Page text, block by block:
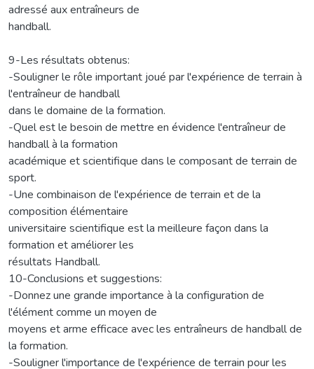
adressé aux entraîneurs de
handball.
9-Les résultats obtenus:
-Souligner le rôle important joué par l'expérience de terrain à
l'entraîneur de handball
dans le domaine de la formation.
-Quel est le besoin de mettre en évidence l'entraîneur de
handball à la formation
académique et scientifique dans le composant de terrain de
sport.
-Une combinaison de l'expérience de terrain et de la
composition élémentaire
universitaire scientifique est la meilleure façon dans la
formation et améliorer les
résultats Handball.
10-Conclusions et suggestions:
-Donnez une grande importance à la configuration de
l'élément comme un moyen de
moyens et arme efficace avec les entraîneurs de handball de
la formation.
-Souligner l'importance de l'expérience de terrain pour les